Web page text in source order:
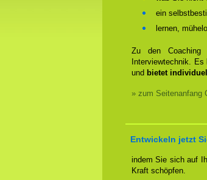
ein
lernen,
Zu den Coaching
Interviewtechnik.
und bietet
» zum Seitenanfang
Entwickeln jetzt
indem Sie sich auf
Kraft schöpfen.